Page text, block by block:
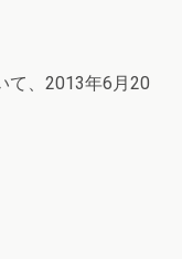
て、2013年6月20